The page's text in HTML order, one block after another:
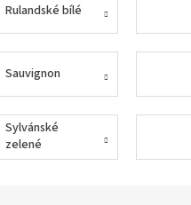
Rulandské bílé
Sauvignon
Sylvánské
zelené